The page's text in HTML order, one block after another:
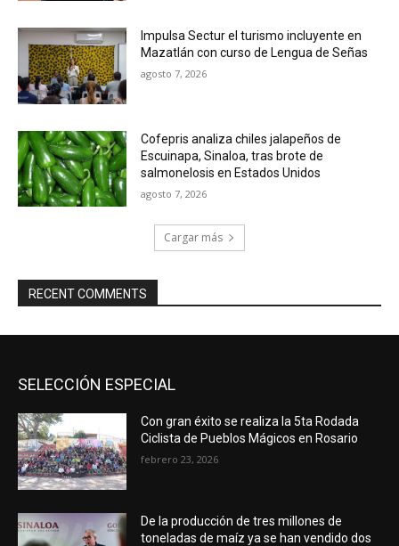
Impulsa Sectur el turismo incluyente en
Mazatlán con curso de Lengua de Señas
agosto 7, 2026
Cofepris analiza chiles jalapeños de
Escuinapa, Sinaloa, tras brote de
salmonelosis en Estados Unidos
agosto 7, 2026
Cargar más
RECENT COMMENTS
SELECCIÓN ESPECIAL
Con gran éxito se realiza la 5ta Rodada
Ciclista de Pueblos Mágicos en Rosario
febrero 23, 2026
De la producción de tres millones de
toneladas de maíz ya se han vendido dos